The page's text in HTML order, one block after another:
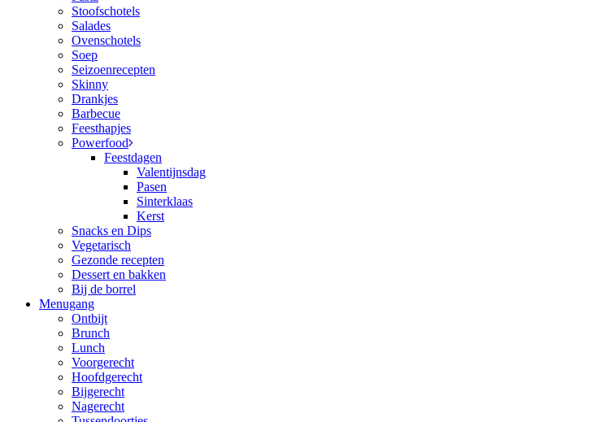
Stoofschotels
Salades
Ovenschotels
Soep
Seizoenrecepten
Skinny
Drankjes
Barbecue
Feesthapjes
Powerfood
Feestdagen
Valentijnsdag
Pasen
Sinterklaas
Kerst
Snacks en Dips
Vegetarisch
Gezonde recepten
Dessert en bakken
Bij de borrel
Menugang
Ontbijt
Brunch
Lunch
Voorgerecht
Hoofdgerecht
Bijgerecht
Nagerecht